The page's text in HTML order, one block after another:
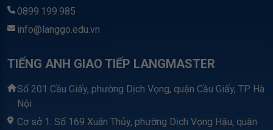
0899.199.985
info@langgo.edu.vn
TIẾNG ANH GIAO TIẾP LANGMASTER
Số 201 Cầu Giấy, phường Dịch Vọng, quận Cầu Giấy, TP Hà
Nội
Cơ sở 1: Số 169 Xuân Thủy, phường Dịch Vọng Hậu, quận